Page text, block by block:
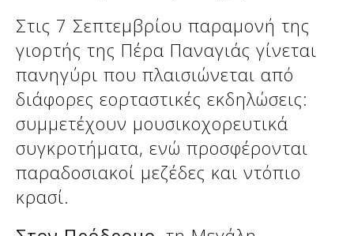
Δείτε μας:
Στις 7 Σεπτεμβρίου παραμονή της
γιορτής της Πέρα Παναγιάς γίνεται
πανηγύρι που πλαισιώνεται από
διάφορες εορταστικές εκδηλώσεις:
συμμετέχουν μουσικοχορευτικά
συγκροτήματα, ενώ προσφέρονται
παραδοσιακοί μεζέδες και ντόπιο
κρασί.